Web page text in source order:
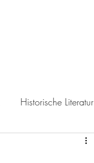
Historische Literatur